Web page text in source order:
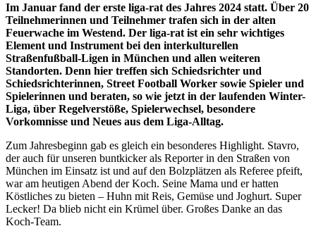
Im Januar fand der erste liga-rat des Jahres 2024 statt. Über 20
Teilnehmerinnen und Teilnehmer trafen sich in der alten
Feuerwache im Westend. Der liga-rat ist ein sehr wichtiges
Element und Instrument bei den interkulturellen
Straßenfußball-Ligen in München und allen weiteren
Standorten. Denn hier treffen sich Schiedsrichter und
Schiedsrichterinnen, Street Football Worker sowie Spieler und
Spielerinnen und beraten, so wie jetzt in der laufenden Winter-
Liga, über Regelverstöße, Spielerwechsel, besondere
Vorkomnisse und Neues aus dem Liga-Alltag.
Zum Jahresbeginn gab es gleich ein besonderes Highlight. Stavro,
der auch für unseren buntkicker als Reporter in den Straßen von
München im Einsatz ist und auf den Bolzplätzen als Referee pfeift,
war am heutigen Abend der Koch. Seine Mama und er hatten
Köstliches zu bieten – Huhn mit Reis, Gemüse und Joghurt. Super
Lecker! Da blieb nicht ein Krümel über. Großes Danke an das
Koch-Team.